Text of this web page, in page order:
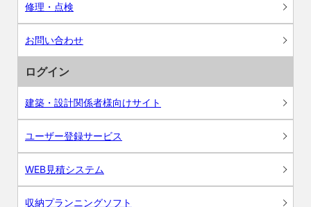
修理・点検
お問い合わせ
ログイン
建築・設計関係者様向けサイト
ユーザー登録サービス
WEB見積システム
収納プランニングソフト